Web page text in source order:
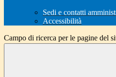
Sedi e contatti
Accessibilità
Campo di ricerca per le pagine del